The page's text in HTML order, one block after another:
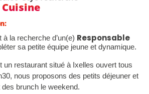
à la recherche d’un(e) Responsable
sa petite équipe jeune et dynamique.
un restaurant situé à Ixelles ouvert tous
nous proposons des petits déjeuner et
brunch le weekend.